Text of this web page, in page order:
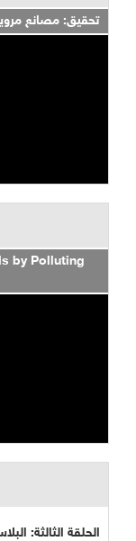
تحقيق: مصانع
by Polluting
الحلقة الثالثة: